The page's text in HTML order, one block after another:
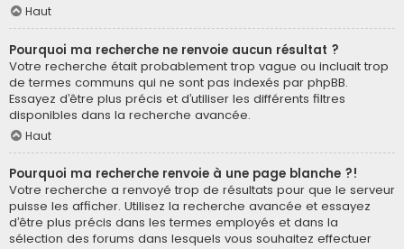
Haut
Pourquoi ma recherche ne renvoie aucun résultat ?
Votre recherche était probablement trop vague ou incluait trop
de termes communs qui ne sont pas indexés par phpBB.
Essayez d’être plus précis et d’utiliser les différents filtres
disponibles dans la recherche avancée.
Haut
Pourquoi ma recherche renvoie à une page blanche ?!
Votre recherche a renvoyé trop de résultats pour que le serveur
puisse les afficher. Utilisez la recherche avancée et essayez
d’être plus précis dans les termes employés et dans la
sélection des forums dans lesquels vous souhaitez effectuer